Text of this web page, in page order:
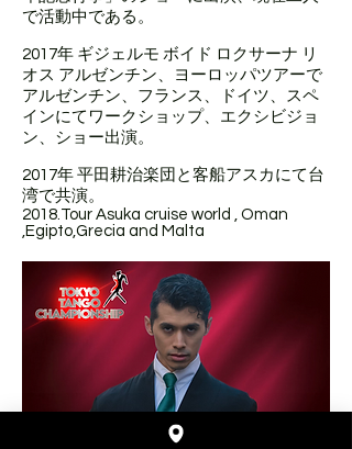
で活動中である。
2017年 ギジェルモ ボイド ロクサーナ リ
オス アルゼンチン、ヨーロッパツアーで
アルゼンチン、フランス、ドイツ、スペ
インにてワークショップ、エクシビジョ
ン、ショー出演。
2017年 平田耕治楽団と客船アスカにて台
湾で共演。
2018.Tour Asuka cruise world , Oman
,Egipto,Grecia and Malta